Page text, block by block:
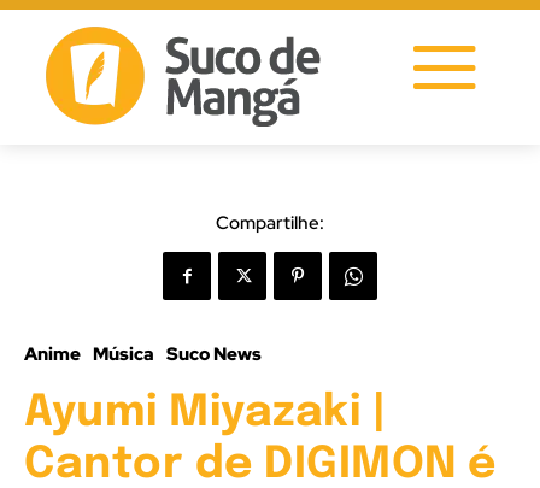
Compartilhe:
Anime Música Suco News
Ayumi Miyazaki |
Cantor de DIGIMON é